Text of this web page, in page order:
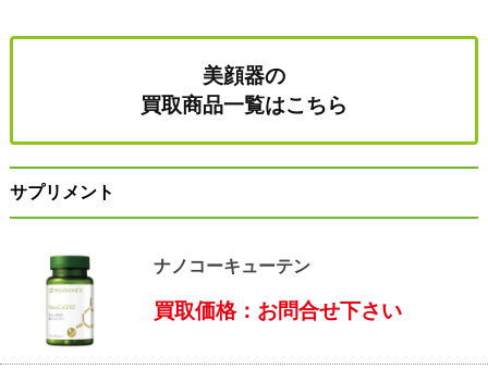
美顔器の
買取商品一覧はこちら
サプリメント
ナノコーキューテン
買取価格：お問合せ下さい